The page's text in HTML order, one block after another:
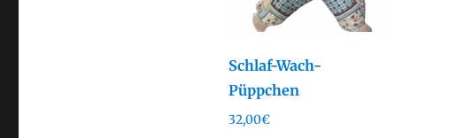
Schlaf-Wach-
Püppchen
32,00€